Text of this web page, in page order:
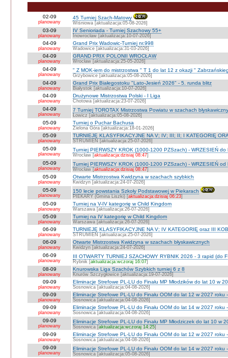
02-09
planowany
45 Turniej Szach-Matowy
Wiśniowa [aktualizacja:05-08-2026]
03-09
planowany
IV Senioriada - Turniej Szachowy 55+
Inowrocław [aktualizacja:10-07-2026]
04-09
planowany
Grand Prix Wadowic-Turniej nr.998
Wadowice [aktualizacja:31-03-2026]
04-09
planowany
GRAND PRIX POLONII WROCŁAW
Wrocław [aktualizacja:25-05-2026]
04-09
planowany
" Z MOK-iem do mistrzostwa " T 1 do lat 12 z okazji "
Grzybowice [aktualizacja:05-08-2026]
04-09
planowany
Grand Prix Białegostoku "Lato-Jesień 2026" - 5. runda blitz
Białystok [aktualizacja:10-07-2026]
04-09
planowany
Drużynowe Mistrzostwa Polski - I Liga
Chotowa [aktualizacja:23-07-2026]
04-09
planowany
7 Turniej TOROTAX Mistrzostwa Powiatu w szachach
Łowicz [aktualizacja:05-08-2026]
05-09
planowany
Turniej o Puchar Bachusa
Zielona Góra [aktualizacja:18-01-2026]
05-09
planowany
TURNIEJE KLASYFIKACYJNE NA V; IV; III; II; I KATEGORIĘ
STRUMIEŃ [aktualizacja:25-07-2026]
05-09
planowany
Turniej PIERWSZY KROK (1000-1200 PZSzach) - WRZESIEŃ do
Wrocław [aktualizacja:dzisiaj 08:47]
05-09
planowany
Turniej PIERWSZY KROK (1000-1200 PZSzach) - WRZESIEŃ od
Wrocław [aktualizacja:dzisiaj 08:47]
05-09
planowany
Otwarte Mistrzostwa Kwidzyna w szachach szybkich
Kwidzyn [aktualizacja:24-07-2026]
05-09
planowany
150 lecie powstania Szkoły Podstawowej w Piekarach
PIEKARY (Gmina Liszki) [aktualizacja:dzisiaj 06:23]
05-09
planowany
Turniej na V-IV kategorię w Child Kingdom
Warszawa [aktualizacja:26-07-2026]
05-09
planowany
Turniej na IV kategorię w Child Kingdom
Warszawa [aktualizacja:26-07-2026]
06-09
planowany
TURNIEJE KLASYFIKACYJNE NA V; IV KATEGORIĘ oraz III
STRUMIEŃ [aktualizacja:25-07-2026]
06-09
planowany
Otwarte Mistrzostwa Kwidzyna w szachach błyskawicznych
Kwidzyn [aktualizacja:24-07-2026]
06-09
planowany
III OTWARTY TURNIEJ SZACHOWY RYBNIK 2026 - 3 rapid (do
Rybnik [aktualizacja:wczoraj 16:07]
08-09
planowany
Knurowska Liga Szachów Szybkich turniej 6 z 8
Knurów Szczygłowice [aktualizacja:19-07-2026]
09-09
planowany
Eliminacje Strefowe PL-LU do Finału MP Młodzików do lat 10 w
Sosnowica [aktualizacja:04-08-2026]
09-09
planowany
Eliminacje Strefowe PL-LU do Finału OOM do lat 12 w 2027 roku
Sosnowica [aktualizacja:04-08-2026]
09-09
planowany
Eliminacje Strefowe PL-LU do Finału OOM do lat 14 w 2027 roku
Sosnowica [aktualizacja:04-08-2026]
09-09
planowany
Eliminacje Strefowe PL-LU do Finału MP Młodziczek do lat 10 w
Sosnowica [aktualizacja:wczoraj 14:25]
09-09
planowany
Eliminacje Strefowe PL-LU do Finału OOM do lat 12 w 2027 roku
Sosnowica [aktualizacja:04-08-2026]
09-09
planowany
Eliminacje Strefowe PL-LU do Finału OOM do lat 14 w 2027 roku
Sosnowica [aktualizacja:05-08-2026]